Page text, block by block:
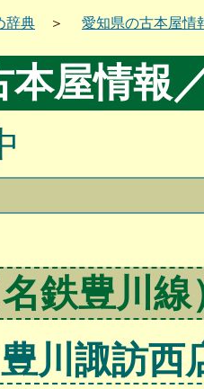
辞典 ＞ 愛知県の古本屋情
本屋情報
鉄豊川線
川諏訪西